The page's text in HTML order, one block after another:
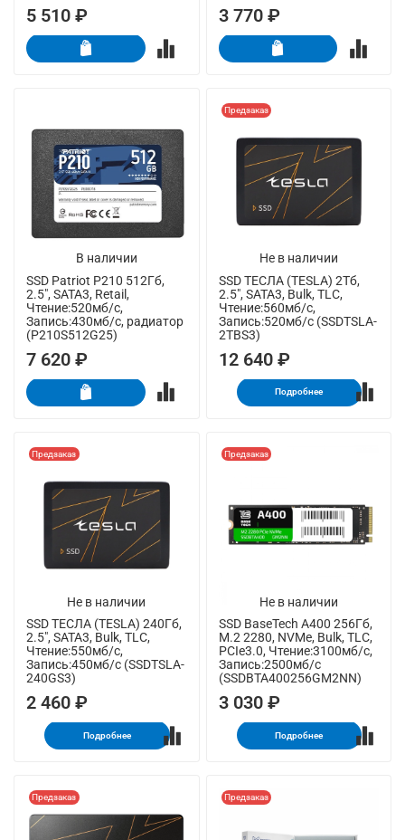
5 510 ₽ 3 770 ₽
В наличии
SSD Patriot P210 512Гб,
2.5", SATA3, Retail,
Чтение:520мб/с,
Запись:430мб/с, радиатор
(P210S512G25)
7 620 ₽
Не в наличии
Предзаказ
SSD ТЕСЛА (TESLA) 2Тб,
2.5", SATA3, Bulk, TLC,
Чтение:560мб/с,
Запись:520мб/с (SSDTSLA-
2TBS3)
12 640 ₽
Подробнее
Не в наличии
Предзаказ
SSD ТЕСЛА (TESLA) 240Гб,
2.5", SATA3, Bulk, TLC,
Чтение:550мб/с,
Запись:450мб/с (SSDTSLA-
240GS3)
2 460 ₽
Подробнее
Не в наличии
Предзаказ
SSD BaseTech A400 256Гб,
M.2 2280, NVMe, Bulk, TLC,
PCIe3.0, Чтение:3100мб/с,
Запись:2500мб/с
(SSDBTA400256GM2NN)
3 030 ₽
Подробнее
Предзаказ Предзаказ